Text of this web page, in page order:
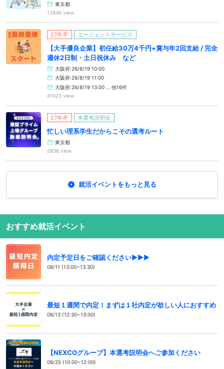
東京都
12946 view
27年卒 エージェントサービス
【大手優良企業】初任給30万4千円+賞与年2回支給 / 完全
週休2日制・土日祝休み など
大阪府:26/8/19 10:00
大阪府:26/8/19 11:00
大阪府:26/8/19 13:00 … 他16件
41023 view
27年卒 本選考説明会
忙しい理系学生だからこその選考ルート
東京都
2836 view
就活イベントをもっと見る
おすすめ就活イベント
内定予定日をご確認ください▶▶▶
08/11 (13:00~13:30)
最短１週間で内定！まずは１社内定が欲しい人におすすめ
08/13 (12:30~13:00)
【NEXCOグループ】本選考説明会へご参加ください
08/25 (10:00~12:00)